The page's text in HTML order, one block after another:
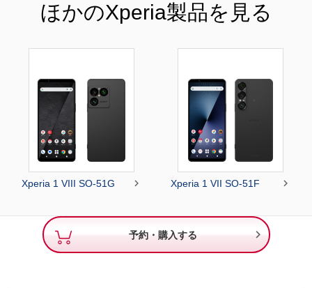
ほかのXperia製品を見る
Xperia 1 VIII SO-51G  Xperia 1 VII SO-51F 
予約・購入する 